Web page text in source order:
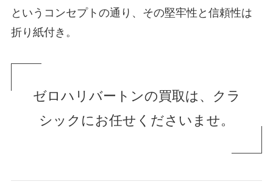
というコンセプトの通り、その堅牢性と信頼性は
折り紙付き。
ゼロハリバートンの買取は、クラ
シックにお任せくださいませ。